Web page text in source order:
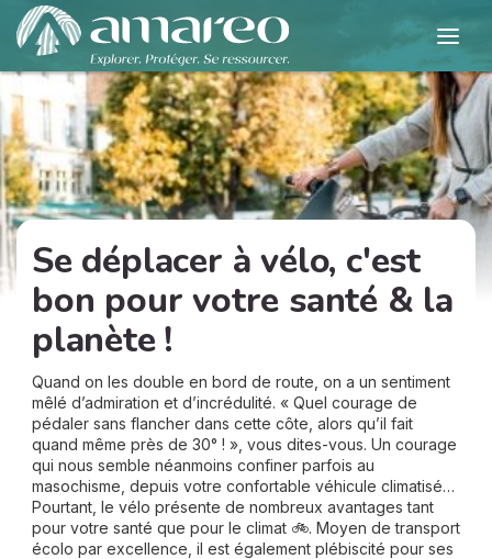
Se déplacer à vélo, c'est
bon pour votre santé & la
planète !
Quand on les double en bord de route, on a un sentiment
mêlé d’admiration et d’incrédulité. « Quel courage de
pédaler sans flancher dans cette côte, alors qu’il fait
quand même près de 30° ! », vous dites-vous. Un courage
qui nous semble néanmoins confiner parfois au
masochisme, depuis votre confortable véhicule climatisé…
Pourtant, le vélo présente de nombreux avantages tant
pour votre santé que pour le climat 🚲. Moyen de transport
écolo par excellence, il est également plébiscité pour ses